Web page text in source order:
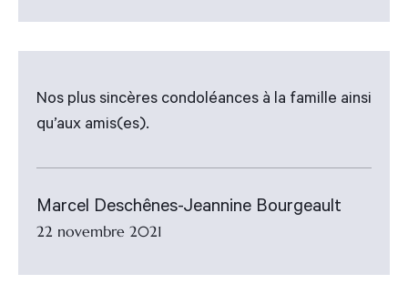
Nos plus sincères condoléances à la famille ainsi
qu’aux amis(es).
Marcel Deschênes-Jeannine Bourgeault
22 novembre 2021